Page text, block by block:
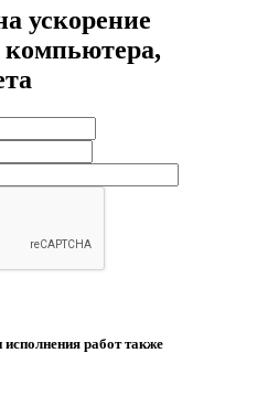
ускорение
компьютера,
работ также